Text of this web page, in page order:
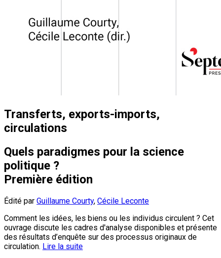
Transferts, exports-imports,
circulations
Quels paradigmes pour la science
politique ?
Première édition
Édité par Guillaume Courty, Cécile Leconte
Comment les idées, les biens ou les individus circulent ? Cet
ouvrage discute les cadres d'analyse disponibles et présente
des résultats d’enquête sur des processus originaux de
circulation. Lire la suite